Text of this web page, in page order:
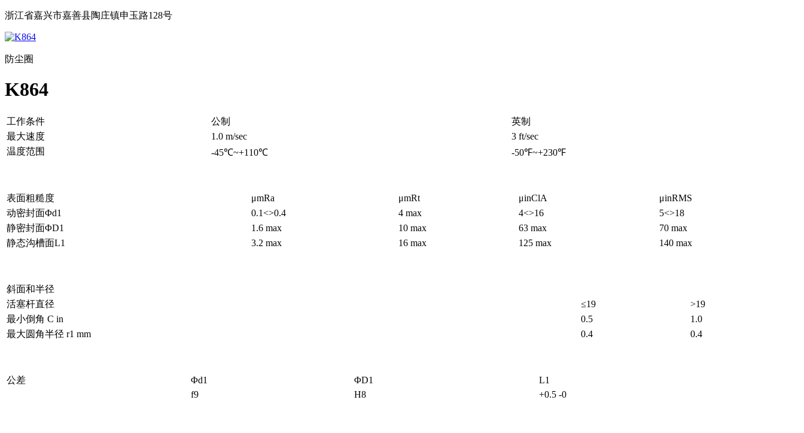
浙江省嘉兴市嘉善县陶庄镇申玉路128号
防尘圈
K864
工作条件 公制
英制
最大速度
1.0 m/sec
3 ft/sec
温度范围
-45℃~+110℃ -50℉~+230℉
表面粗糙度 μmRa μmRt μinClA
μinRMS
动密封面Φd1
0.1<>0.4 4 max 4<>16
5<>18
静密封面ΦD1
1.6 max 10 max 63 max
70 max
静态沟槽面L1
3.2 max 16 max 125 max 140 max
斜面和半径
活塞杆直径
≤19
>19
最小倒角 C in
0.5
1.0
最大圆角半径 r1 mm
0.4 0.4
公差 Φd1 ΦD1
L1
f9
H8 +0.5 -0